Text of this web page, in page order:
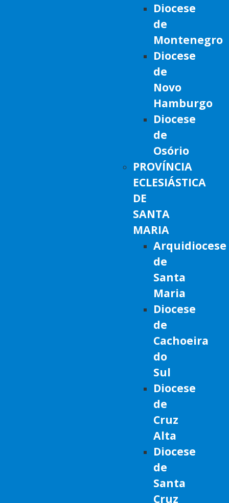
Diocese
de
Montenegro
Diocese
de
Novo
Hamburgo
Diocese
de
Osório
PROVÍNCIA
ECLESIÁSTICA
DE
SANTA
MARIA
Arquidiocese
de
Santa
Maria
Diocese
de
Cachoeira
do
Sul
Diocese
de
Cruz
Alta
Diocese
de
Santa
Cruz